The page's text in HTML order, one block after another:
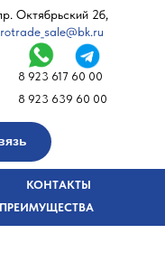
Октябрьский 2б,
8 923 617 60 00
8 923 639 60 00
КОНТАКТЫ
ПРЕИМУЩЕСТВА